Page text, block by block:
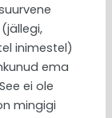
inimestel)
ema
ei ole
mingigi